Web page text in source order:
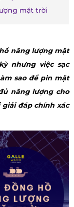
mặt trời
năng lượng mặt
nhưng việc sạc
sao để pin mặt
năng lượng cho
giải đáp chính xác